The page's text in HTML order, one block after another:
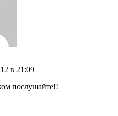
в 21:09
послушайте!!